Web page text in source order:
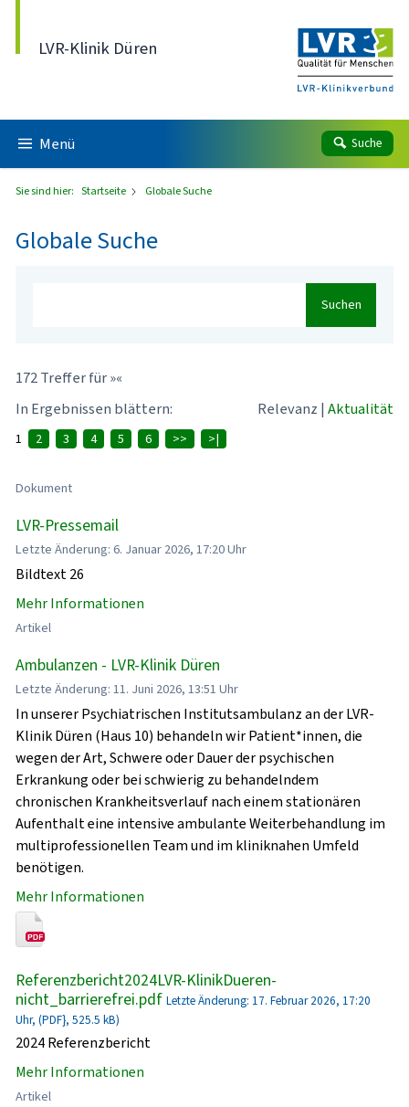
LVR-Klinik Düren
Menü Suche
Sie sind hier: Startseite Globale Suche
Globale Suche
Suchen
172 Treffer für »«
In Ergebnissen blättern:
Relevanz | Aktualität
1 2 3 4 5 6 >> >|
Dokument
LVR-Pressemail
Letzte Änderung: 6. Januar 2026, 17:20 Uhr
Bildtext 26
Mehr Informationen
Artikel
Ambulanzen - LVR-Klinik Düren
Letzte Änderung: 11. Juni 2026, 13:51 Uhr
In unserer Psychiatrischen Institutsambulanz an der LVR-
Klinik Düren (Haus 10) behandeln wir Patient*innen, die
wegen der Art, Schwere oder Dauer der psychischen
Erkrankung oder bei schwierig zu behandelndem
chronischen Krankheitsverlauf nach einem stationären
Aufenthalt eine intensive ambulante Weiterbehandlung im
multiprofessionellen Team und im kliniknahen Umfeld
benötigen.
Mehr Informationen
Referenzbericht2024LVR-KlinikDueren-
nicht_barrierefrei.pdf Letzte Änderung: 17. Februar 2026, 17:20
Uhr, (PDF}, 525.5 kB)
2024 Referenzbericht
Mehr Informationen
Artikel